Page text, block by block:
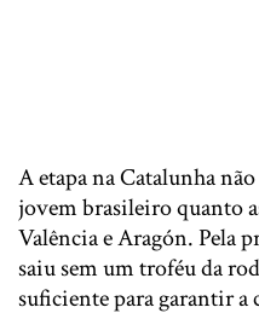
A etapa na Catalunha
jovem brasileiro quanto
Valência e Aragón. Pela
saiu sem um troféu da
suficiente para garantir